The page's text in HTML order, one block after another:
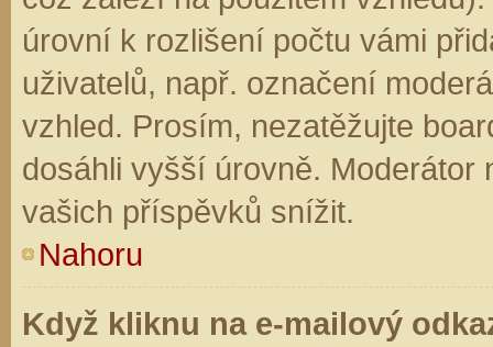
úrovní k rozlišení počtu vámi
uživatelů, např. označení
vzhled. Prosím, nezatěžujte
dosáhli vyšší úrovně. Moderátor
vašich příspěvků snížit.
Nahoru
Když kliknu na e-mailový